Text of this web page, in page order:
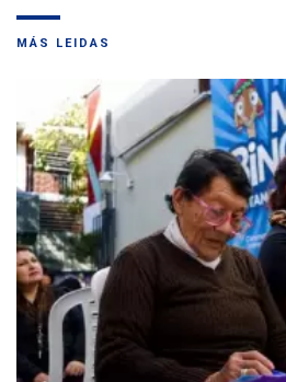
MÁS LEIDAS